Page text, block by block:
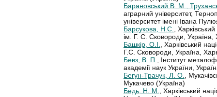
Барановський В. М.,
аграрний університет,
університет імені Івана
Барсукова, Н.С.,
ім. Г. С. Сковороди, Україна,
Башкір, О.І., Харківський
Г.С. Сковороди, Україна,
Бевз, В. П., Інститут
академії наук України,
Бегун-Трачук, Л. О.,
Мукачево (Україна)
Бедь, Н. М., Харківський